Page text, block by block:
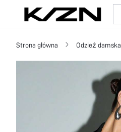
Strona główna Odzież damska